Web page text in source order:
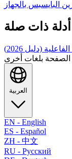
البايسبس بالجهاز
أدلة ذات صلة
(دليل 2026)
العربية
EN - English
ES - Español
ZH - 中文
RU - Русский